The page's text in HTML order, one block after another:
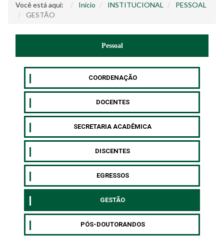
Você está aqui: Início INSTITUCIONAL
PESSOAL
GESTÃO
Pessoal
COORDENAÇÃO
DOCENTES
SECRETARIA ACADÊMICA
DISCENTES
EGRESSOS
GESTÃO
PÓS-DOUTORANDOS